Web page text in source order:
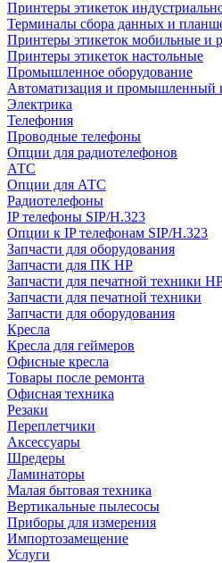
Принтеры этикеток
Терминалы сбора данных и
Принтеры этикеток мобильные и
Принтеры этикеток настольные
Промышленное оборудование
Автоматизация и промышленный
Электрика
Телефония
Проводные телефоны
Опции для радиотелефонов
АТС
Опции для АТС
Радиотелефоны
IP телефоны SIP/H.323
Опции к IP телефонам SIP/H.323
Запчасти для оборудования
Запчасти для ПК HP
Запчасти для печатной техники
Запчасти для печатной техники
Запчасти для оборудования
Кресла
Кресла для геймеров
Офисные кресла
Товары после ремонта
Офисная техника
Резаки
Переплетчики
Аксессуары
Шредеры
Ламинаторы
Малая бытовая техника
Вертикальные пылесосы
Приборы для измерения
Импортозамещение
Услуги